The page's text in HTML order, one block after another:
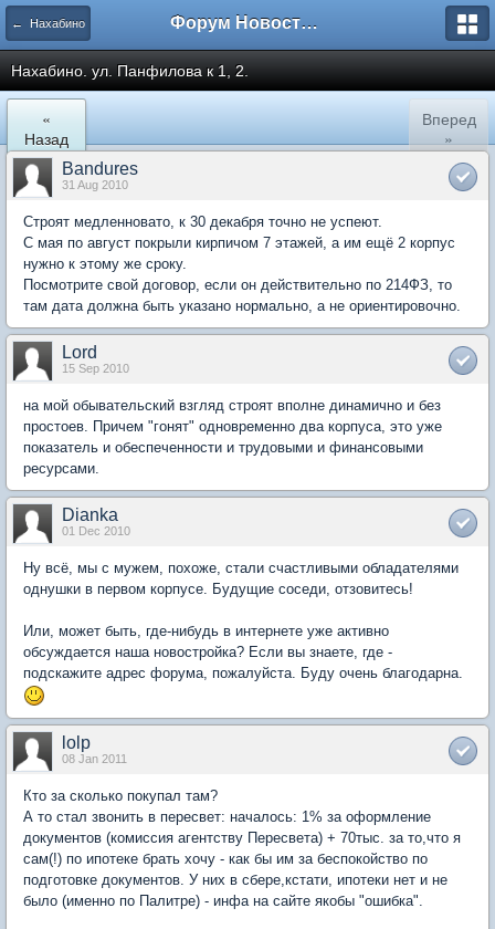
← Нахабино Форум Новостройки
Нахабино. ул. Панфилова к 1, 2.
«
Назад
Вперед
»
Bandures
31 Aug 2010
Строят медленновато, к 30 декабря точно не успеют.
С мая по август покрыли кирпичом 7 этажей, а им ещё 2 корпус
нужно к этому же сроку.
Посмотрите свой договор, если он действительно по 214ФЗ, то
там дата должна быть указано нормально, а не ориентировочно.
Lord
15 Sep 2010
на мой обывательский взгляд строят вполне динамично и без
простоев. Причем "гонят" одновременно два корпуса, это уже
показатель и обеспеченности и трудовыми и финансовыми
ресурсами.
Dianka
01 Dec 2010
Ну всё, мы с мужем, похоже, стали счастливыми обладателями
однушки в первом корпусе. Будущие соседи, отзовитесь!
Или, может быть, где-нибудь в интернете уже активно
обсуждается наша новостройка? Если вы знаете, где -
подскажите адрес форума, пожалуйста. Буду очень благодарна.
lolp
08 Jan 2011
Кто за сколько покупал там?
А то стал звонить в пересвет: началось: 1% за оформление
документов (комиссия агентству Пересвета) + 70тыс. за то,что я
сам(!) по ипотеке брать хочу - как бы им за беспокойство по
подготовке документов. У них в сбере,кстати, ипотеки нет и не
было (именно по Палитре) - инфа на сайте якобы "ошибка".